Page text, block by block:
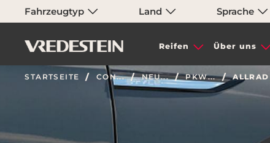
Fahrzeugtyp Land Sprache
Reifen Über uns
STARTSEITE CON... NEU... PKW...